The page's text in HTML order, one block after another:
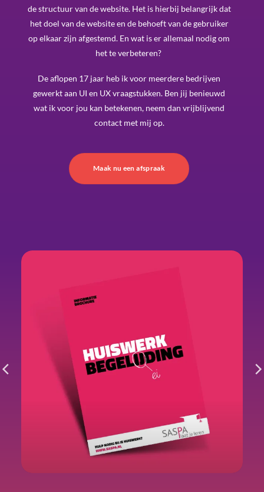
de structuur van de website. Het is hierbij belangrijk dat
het doel van de website en de behoeft van de gebruiker
op elkaar zijn afgestemd. En wat is er allemaal nodig om
het te verbeteren?
De aflopen 17 jaar heb ik voor meerdere bedrijven
gewerkt aan UI en UX vraagstukken. Ben jij benieuwd
wat ik voor jou kan betekenen, neem dan vrijblijvend
contact met mij op.
Maak nu een afspraak